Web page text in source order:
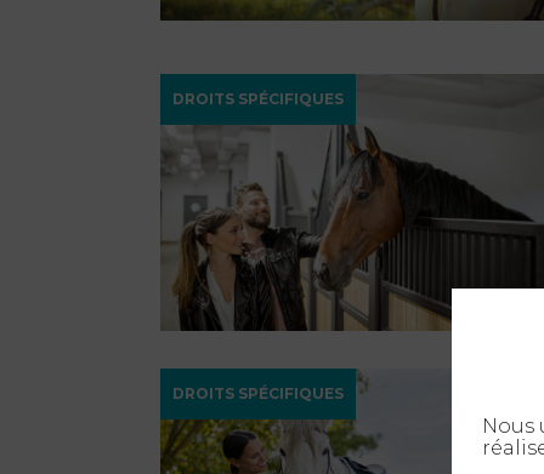
DROITS SPÉCIFIQUES
DROITS SPÉCIFIQUES
Nous